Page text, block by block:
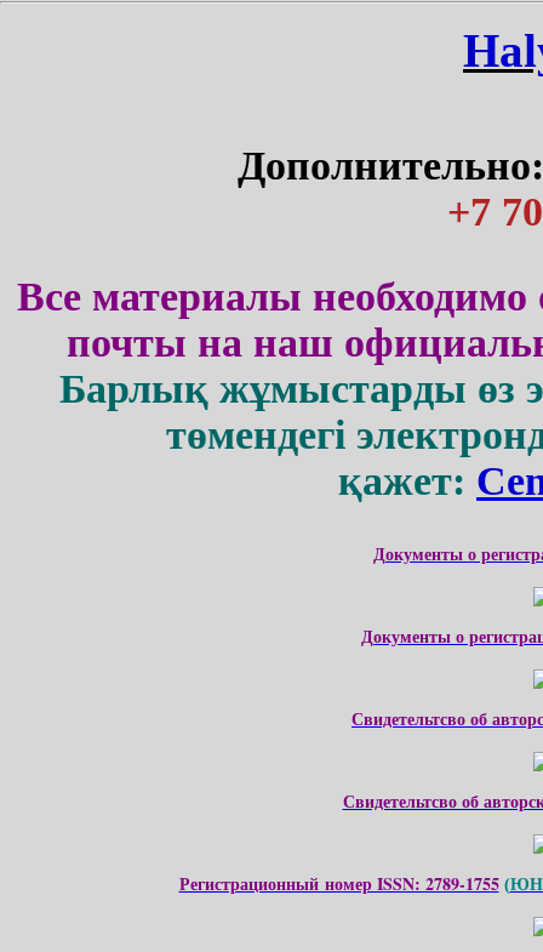
+7
Все материалы необходимо
почты на наш
Барлық жұмыстарды өз
төмендегі
қажет:
Документы о
Документы о
Свидетельтсво об
Свидетельтсво об
Регистрационный номер ISSN: 2789-1755 (